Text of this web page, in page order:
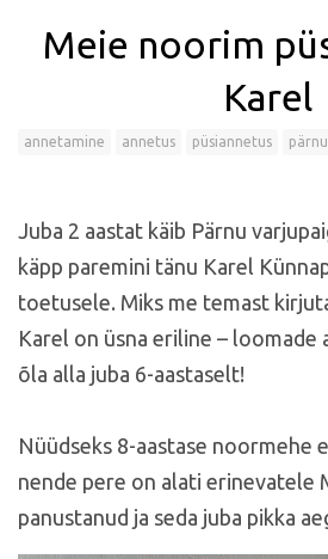
Meie noorim
Karel
annetamine annetus püsiannetus
Juba 2 aastat käib Pärnu
käpp paremini tänu Karel
toetusele. Miks me temast
Karel on üsna eriline – loomade
õla alla juba 6-aastaselt!
Nüüdseks 8-aastase noormehe
nende pere on alati erinevatele
panustanud ja seda juba pikka